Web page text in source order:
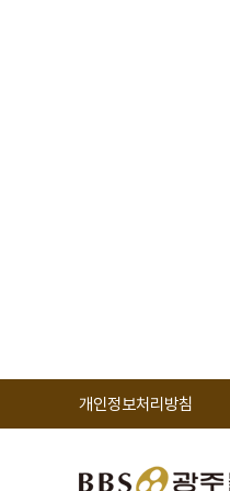
개인정보처리방침